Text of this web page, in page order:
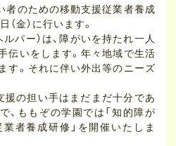
のための移動支援従業者養成
（金）に行います。
パー）は、障がいを持たれ一人
伝いをします。年々地域で生活
す。それに伴い外出等のニーズ
援の担い手はまだまだ十分であ
、ももぞの学園では「知的障が
者養成研修」を開催いたしま